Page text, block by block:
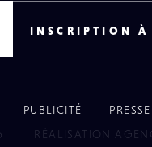
INSCRIPTION À
PUBLICITÉ PRESSE
RÉALISATION